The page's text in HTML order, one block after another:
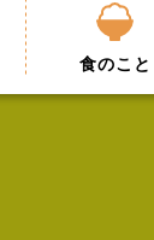
食のこと